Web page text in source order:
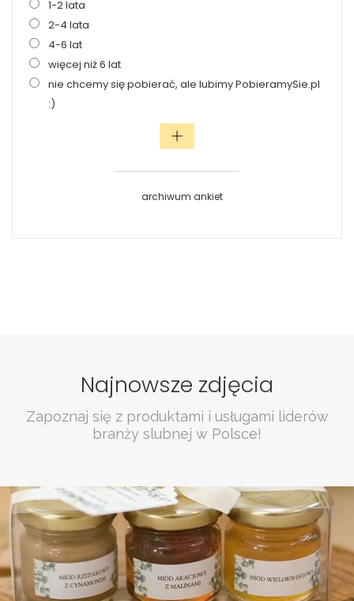
1-2 lata
2-4 lata
4-6 lat
więcej niż 6 lat
nie chcemy się pobierać, ale lubimy PobieramySie.pl
:)
archiwum ankiet
Najnowsze zdjęcia
Zapoznaj się z produktami i usługami liderów
branży slubnej w Polsce!